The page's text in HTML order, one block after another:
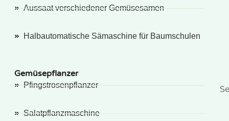
Aussaat verschiedener Gemüsesamen
Halbautomatische Sämaschine für Baumschulen
Gemüsepflanzer
Pfingstrosenpflanzer
Salatpflanzmaschine